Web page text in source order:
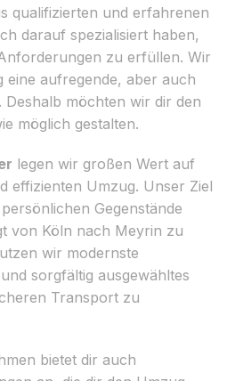
qualifizierten und erfahrenen
darauf spezialisiert haben,
zu erfüllen. Wir
eine aufregende, aber auch
Deshalb möchten wir dir den
möglich gestalten.
legen wir großen Wert auf
effizienten Umzug. Unser Ziel
Gegenstände
von Köln nach Meyrin zu
wir modernste
sorgfältig ausgewähltes
Transport zu
bietet dir auch